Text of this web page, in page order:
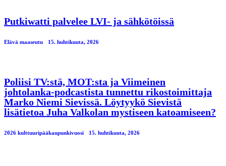
Putkiwatti palvelee LVI- ja sähkötöissä
Elävä maaseutu 15. huhtikuuta, 2026
Poliisi TV:stä, MOT:sta ja Viimeinen
johtolanka-podcastista tunnettu rikostoimittaja
Marko Niemi Sievissä. Löytyykö Sievistä
lisätietoa Juha Valkolan mystiseen katoamiseen?
2026 kulttuuripääkaupunkivuosi 15. huhtikuuta, 2026